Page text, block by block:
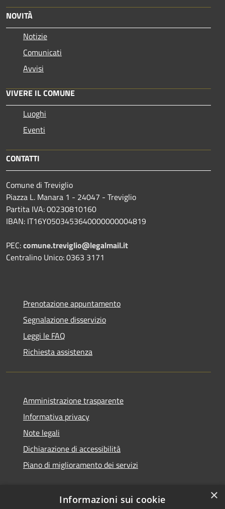
NOVITÀ
Notizie
Comunicati
Avvisi
VIVERE IL COMUNE
Luoghi
Eventi
CONTATTI
Comune di Treviglio
Piazza L. Manara 1 - 24047 - Treviglio
Partita IVA: 00230810160
IBAN: IT16Y0503453640000000004819
PEC:comune.treviglio@legalmail.it
Centralino Unico: 0363 3171
Prenotazione appuntamento
Segnalazione disservizio
Leggi le FAQ
Richiesta assistenza
Amministrazione trasparente
Informativa privacy
Note legali
Dichiarazione di accessibilità
Piano di miglioramento dei servizi
×
Informazioni sui cookie